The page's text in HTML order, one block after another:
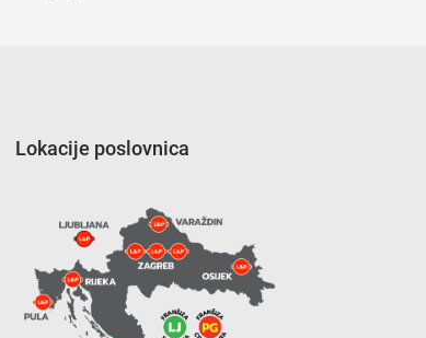
Lokacije poslovnica